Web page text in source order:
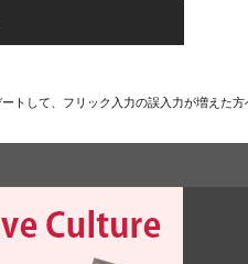
トして、フリック入力の誤入力が増えた方